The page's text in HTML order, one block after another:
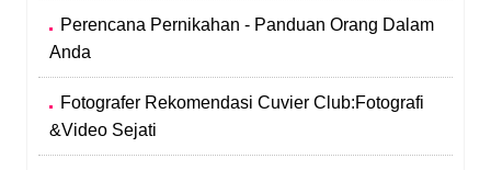
Perencana Pernikahan - Panduan Orang Dalam
Anda
Fotografer Rekomendasi Cuvier Club:Fotografi
&Video Sejati